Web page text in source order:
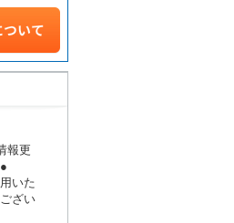
報更
いた
ざい